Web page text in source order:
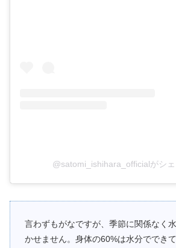
@satomi_ishihara_officialがシ
言わずもがなですが、季節に関係なく
かせません。身体の60%は水分ででき